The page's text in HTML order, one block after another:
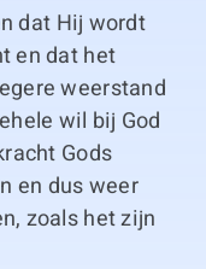
dat Hij wordt
en dat het
weerstand
wil bij God
Gods
en dus weer
zoals het zijn